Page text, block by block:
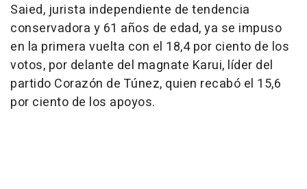
Saied, jurista independiente de tendencia
conservadora y 61 años de edad, ya se impuso
en la primera vuelta con el 18,4 por ciento de los
votos, por delante del magnate Karui, líder del
partido Corazón de Túnez, quien recabó el 15,6
por ciento de los apoyos.